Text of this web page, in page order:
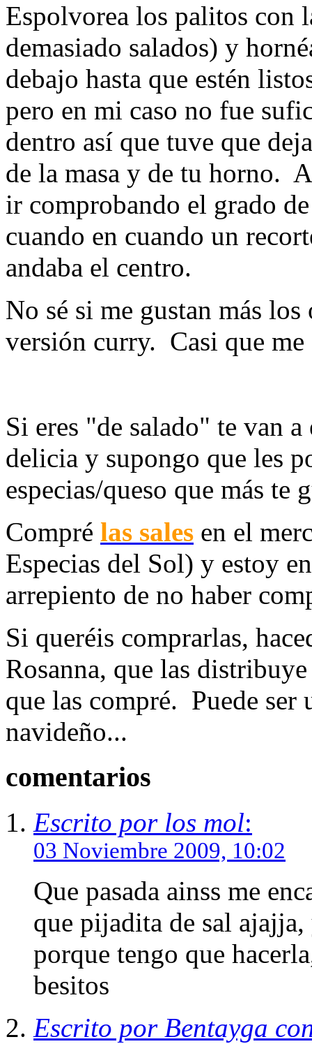
Espolvorea los palitos con
demasiado salados) y
debajo hasta que estén
pero en mi caso no fue
dentro así que tuve que
de la masa y de tu horno.
ir comprobando el grado
cuando en cuando un
andaba el centro.
No sé si me gustan más
versión curry. Casi que
Si eres "de salado" te van
delicia y supongo que les
especias/queso que más te
Compré las sales en el
Especias del Sol) y estoy
arrepiento de no haber
Si queréis comprarlas,
Rosanna, que las
que las compré. Puede
navideño...
comentarios
Escrito por los mol:
03 Noviembre 2009, 10:02
Que pasada ainss me
que pijadita de sal
porque tengo que
besitos
Escrito por Bentayga